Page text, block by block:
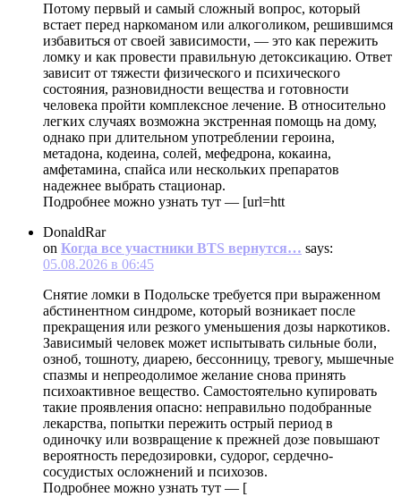
Потому первый и самый сложный вопрос, который
встает перед наркоманом или алкоголиком, решившимся
избавиться от своей зависимости, — это как пережить
ломку и как провести правильную детоксикацию. Ответ
зависит от тяжести физического и психического
состояния, разновидности вещества и готовности
человека пройти комплексное лечение. В относительно
легких случаях возможна экстренная помощь на дому,
однако при длительном употреблении героина,
метадона, кодеина, солей, мефедрона, кокаина,
амфетамина, спайса или нескольких препаратов
надежнее выбрать стационар.
Подробнее можно узнать тут — [url=htt
DonaldRar
on Когда все участники BTS вернутся… says:
05.08.2026 в 06:45
Снятие ломки в Подольске требуется при выраженном
абстинентном синдроме, который возникает после
прекращения или резкого уменьшения дозы наркотиков.
Зависимый человек может испытывать сильные боли,
озноб, тошноту, диарею, бессонницу, тревогу, мышечные
спазмы и непреодолимое желание снова принять
психоактивное вещество. Самостоятельно купировать
такие проявления опасно: неправильно подобранные
лекарства, попытки пережить острый период в
одиночку или возвращение к прежней дозе повышают
вероятность передозировки, судорог, сердечно-
сосудистых осложнений и психозов.
Подробнее можно узнать тут — [